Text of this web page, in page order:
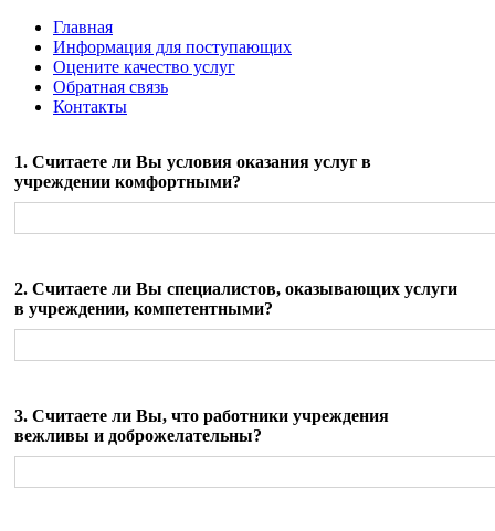
Главная
Информация для поступающих
Оцените качество услуг
Обратная связь
Контакты
1. Считаете ли Вы условия оказания услуг в
учреждении комфортными?
2. Считаете ли Вы специалистов, оказывающих услуги
в учреждении, компетентными?
3. Считаете ли Вы, что работники учреждения
вежливы и доброжелательны?